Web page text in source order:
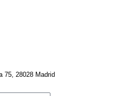
75, 28028 Madrid